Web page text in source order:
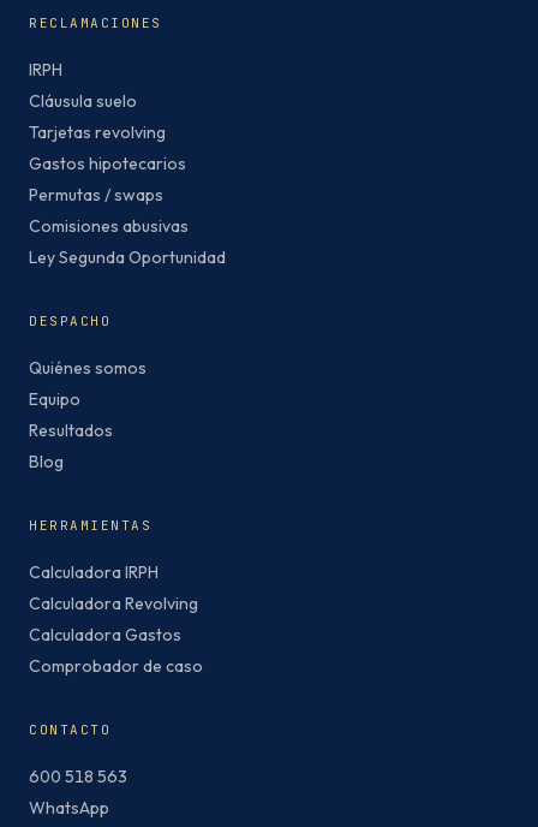
RECLAMACIONES
IRPH
Cláusula suelo
Tarjetas revolving
Gastos hipotecarios
Permutas / swaps
Comisiones abusivas
Ley Segunda Oportunidad
DESPACHO
Quiénes somos
Equipo
Resultados
Blog
HERRAMIENTAS
Calculadora IRPH
Calculadora Revolving
Calculadora Gastos
Comprobador de caso
CONTACTO
600 518 563
WhatsApp